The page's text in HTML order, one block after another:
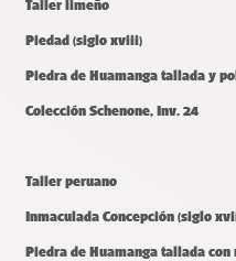
Taller limeño
Piedad (siglo xviii)
Piedra de Huamanga tallada y
Colección Schenone, Inv. 24
Taller peruano
Inmaculada Concepción (siglo
Piedra de Huamanga tallada